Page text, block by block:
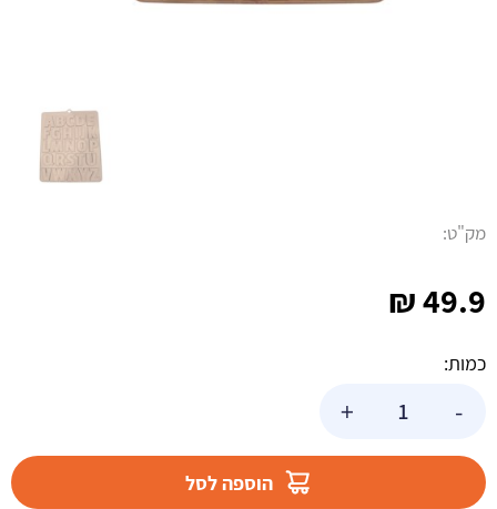
49.9
₪
כמות:
-
+
הוספה לסל
מק"ט: